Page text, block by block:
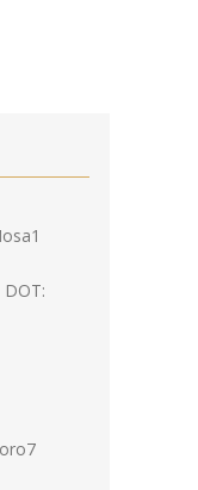
DOT: